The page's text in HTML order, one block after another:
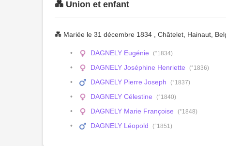
💑 Union et enfant
💑 Mariée le 31 décembre 1834 , Châtelet, Hainaut,
DAGNELY Eugénie (°1834)
DAGNELY Joséphine Henriette (°1836)
DAGNELY Pierre Joseph (°1837)
DAGNELY Célestine (°1840)
DAGNELY Marie Françoise (°1848)
DAGNELY Léopold (°1851)